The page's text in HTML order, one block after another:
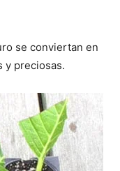
se conviertan en
y preciosas.